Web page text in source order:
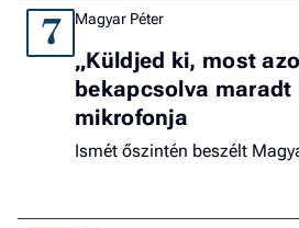
7 Magyar Péter
„Küldjed ki, most
bekapcsolva maradt
mikrofonja
Ismét őszintén beszélt